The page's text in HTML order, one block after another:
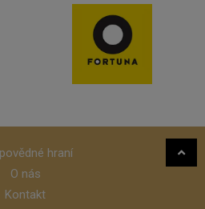
hraní
O nás
Kontakt